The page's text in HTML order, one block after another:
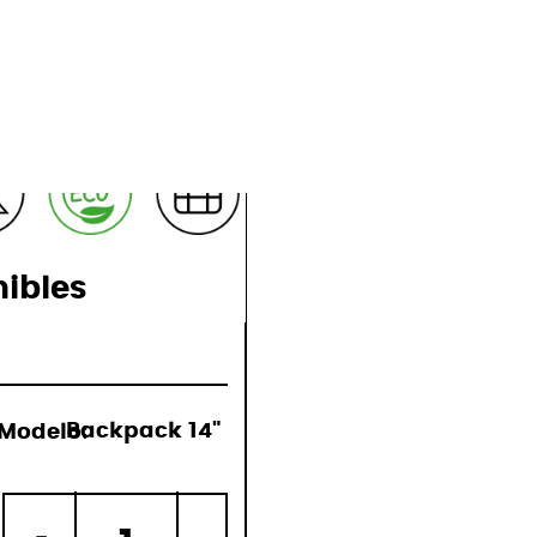
Modelo:Backpack 14"